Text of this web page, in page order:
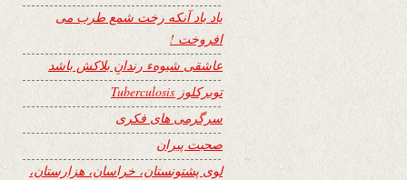
یاد باد آنکه رخت شمع طرب می
افروخت !
عاشقی شیوهء رندانِ بلاکش باشد
توبرکلوز Tuberculosis
سرگرمی های فکری
صحبت پیران
لوی پشتونستان، خراسان، هزارستان،